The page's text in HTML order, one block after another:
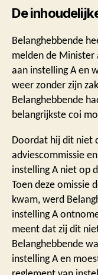
De
Belanghebbende
melden de Minister
aan instelling A en
weer zonder zijn
Belanghebbende
belangrijkste coi
Doordat hij dit niet
adviescommissie
instelling A niet op
Toen deze omissie
kwam, werd
instelling A
meent dat zij dit
Belanghebbende
instelling A en